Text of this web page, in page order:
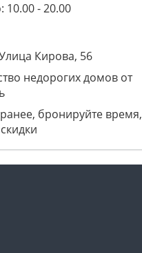
10.00 - 20.00
Кирова, 56
недорогих домов от
бронируйте время,